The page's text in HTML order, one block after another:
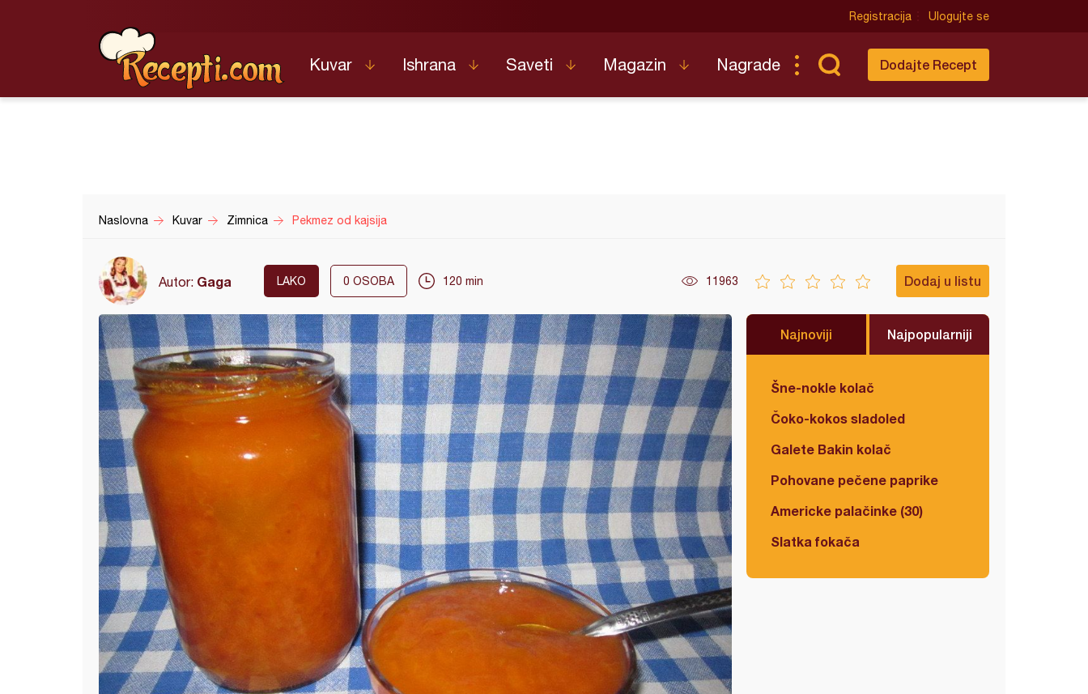
Registracija Ulogujte se
Kuvar Ishrana Saveti Magazin Nagrade Dodajte Recept
Naslovna Kuvar Zimnica Pekmez od kajsija
Autor: Gaga LAKO 0 OSOBA 120 min 11963 Dodaj u listu
Najnoviji Najpopularniji
Šne-nokle kolač
Čoko-kokos sladoled
Galete Bakin kolač
Pohovane pečene paprike
Americke palačinke (30)
Slatka fokača